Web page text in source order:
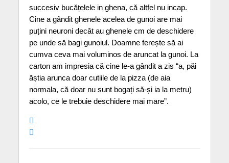
succesiv bucățelele in ghena, că altfel nu incap.
Cine a gândit ghenele acelea de gunoi are mai
puțini neuroni decât au ghenele cm de deschidere
pe unde să bagi gunoiul. Doamne ferește să ai
cumva ceva mai voluminos de aruncat la gunoi. La
carton am impresia că cine le-a gândit a zis “a, păi
ăștia arunca doar cutiile de la pizza (de aia
normala, că doar nu sunt bogați să-și ia la metru)
acolo, ce le trebuie deschidere mai mare”.